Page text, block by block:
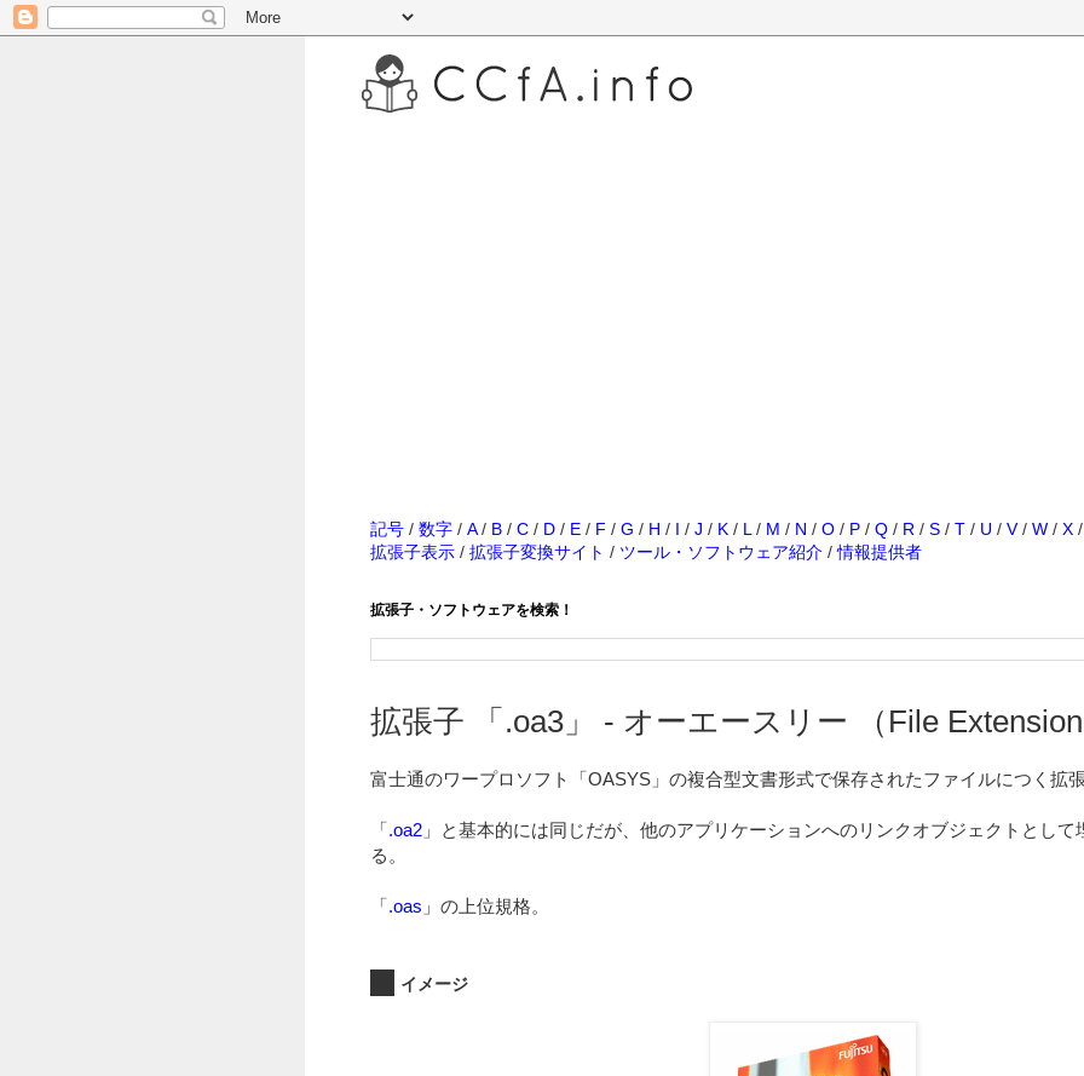
記号 / 数字 / A/ B / C / D / E / F / G / H / I / J / K / L / M / N / O / P / Q / R / S / T / U / V/ W / X
拡張子表示 / 拡張子変換サイト / ツール・ソフトウェア紹介 /情報提供者
拡張子・ソフトウェアを検索！
拡張子 「.oa3」 - オーエースリー （File
富士通のワープロソフト「OASYS」の複合型文書形式で保存されたファイルにつく拡
「.oa2 」と基本的には同じだが、他のアプリケーションへのリンクオブジェクトとして
る。
「.oas 」の上位規格。
イメージ